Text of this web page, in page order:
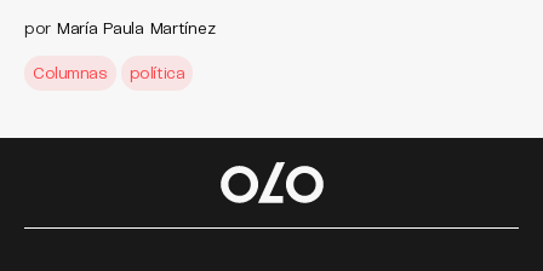
por María Paula Martínez
Columnas política